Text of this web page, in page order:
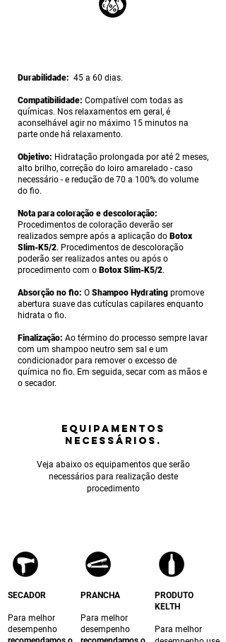
Durabilidade: 45 a 60 dias.
Compatibilidade: Compatível com todas as
químicas. Nos relaxamentos em geral, é
aconselhável agir no máximo 15 minutos na
parte onde há relaxamento.
Objetivo: Hidratação prolongada por até 2 meses,
alto brilho, correção do loiro amarelado - caso
necessário - e redução de 70 a 100% do volume
do fio.
Nota para coloração e descoloração:
Procedimentos de coloração deverão ser
realizados sempre após a aplicação do Botox
Slim-K5/2. Procedimentos de descoloração
poderão ser realizados antes ou após o
procedimento com o Botox Slim-K5/2.
Absorção no fio: O Shampoo Hydrating promove
abertura suave das cutículas capilares enquanto
hidrata o fio.
Finalização: Ao término do processo sempre lavar
com um shampoo neutro sem sal e um
condicionador para remover o excesso de
química no fio. Em seguida, secar com as mãos e
o secador.
equipamentos
NECESSÁRIOS.
Veja abaixo os equipamentos que serão
necessários para realização deste
procedimento
SECADOR
Para melhor
desempenho
PRANCHA
Para melhor
desempenho
PRODUTO
KELTH
Para melhor